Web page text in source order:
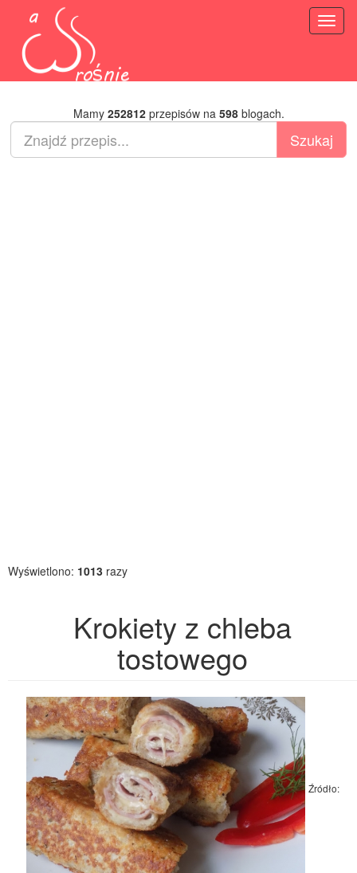
Mamy 252812przepisów na 598blogach.
Wyświetlono: 1013 razy
Krokiety z chleba
tostowego
Źródło: